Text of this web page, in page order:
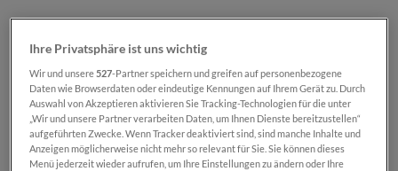
SN-Card € 6,00*
Normal € 8,00*
Preise inkl. MwSt. zzgl. Versandkosten
Ihre Privatsphäre ist uns wichtig
Wir und unsere527-Partner speichern und greifen auf personenbezogene
Daten wie Browserdaten oder eindeutige Kennungen auf Ihrem Gerät zu. Durch
Auswahl von Akzeptieren aktivieren Sie Tracking-Technologien für die unter
„Wir und unsere Partner verarbeiten Daten, um Ihnen Dienste bereitzustellen“
aufgeführten Zwecke. Wenn Tracker deaktiviert sind, sind manche Inhalte und
Anzeigen möglicherweise nicht mehr so relevant für Sie. Sie können dieses
Menü jederzeit wieder aufrufen, um Ihre Einstellungen zu ändern oder Ihre